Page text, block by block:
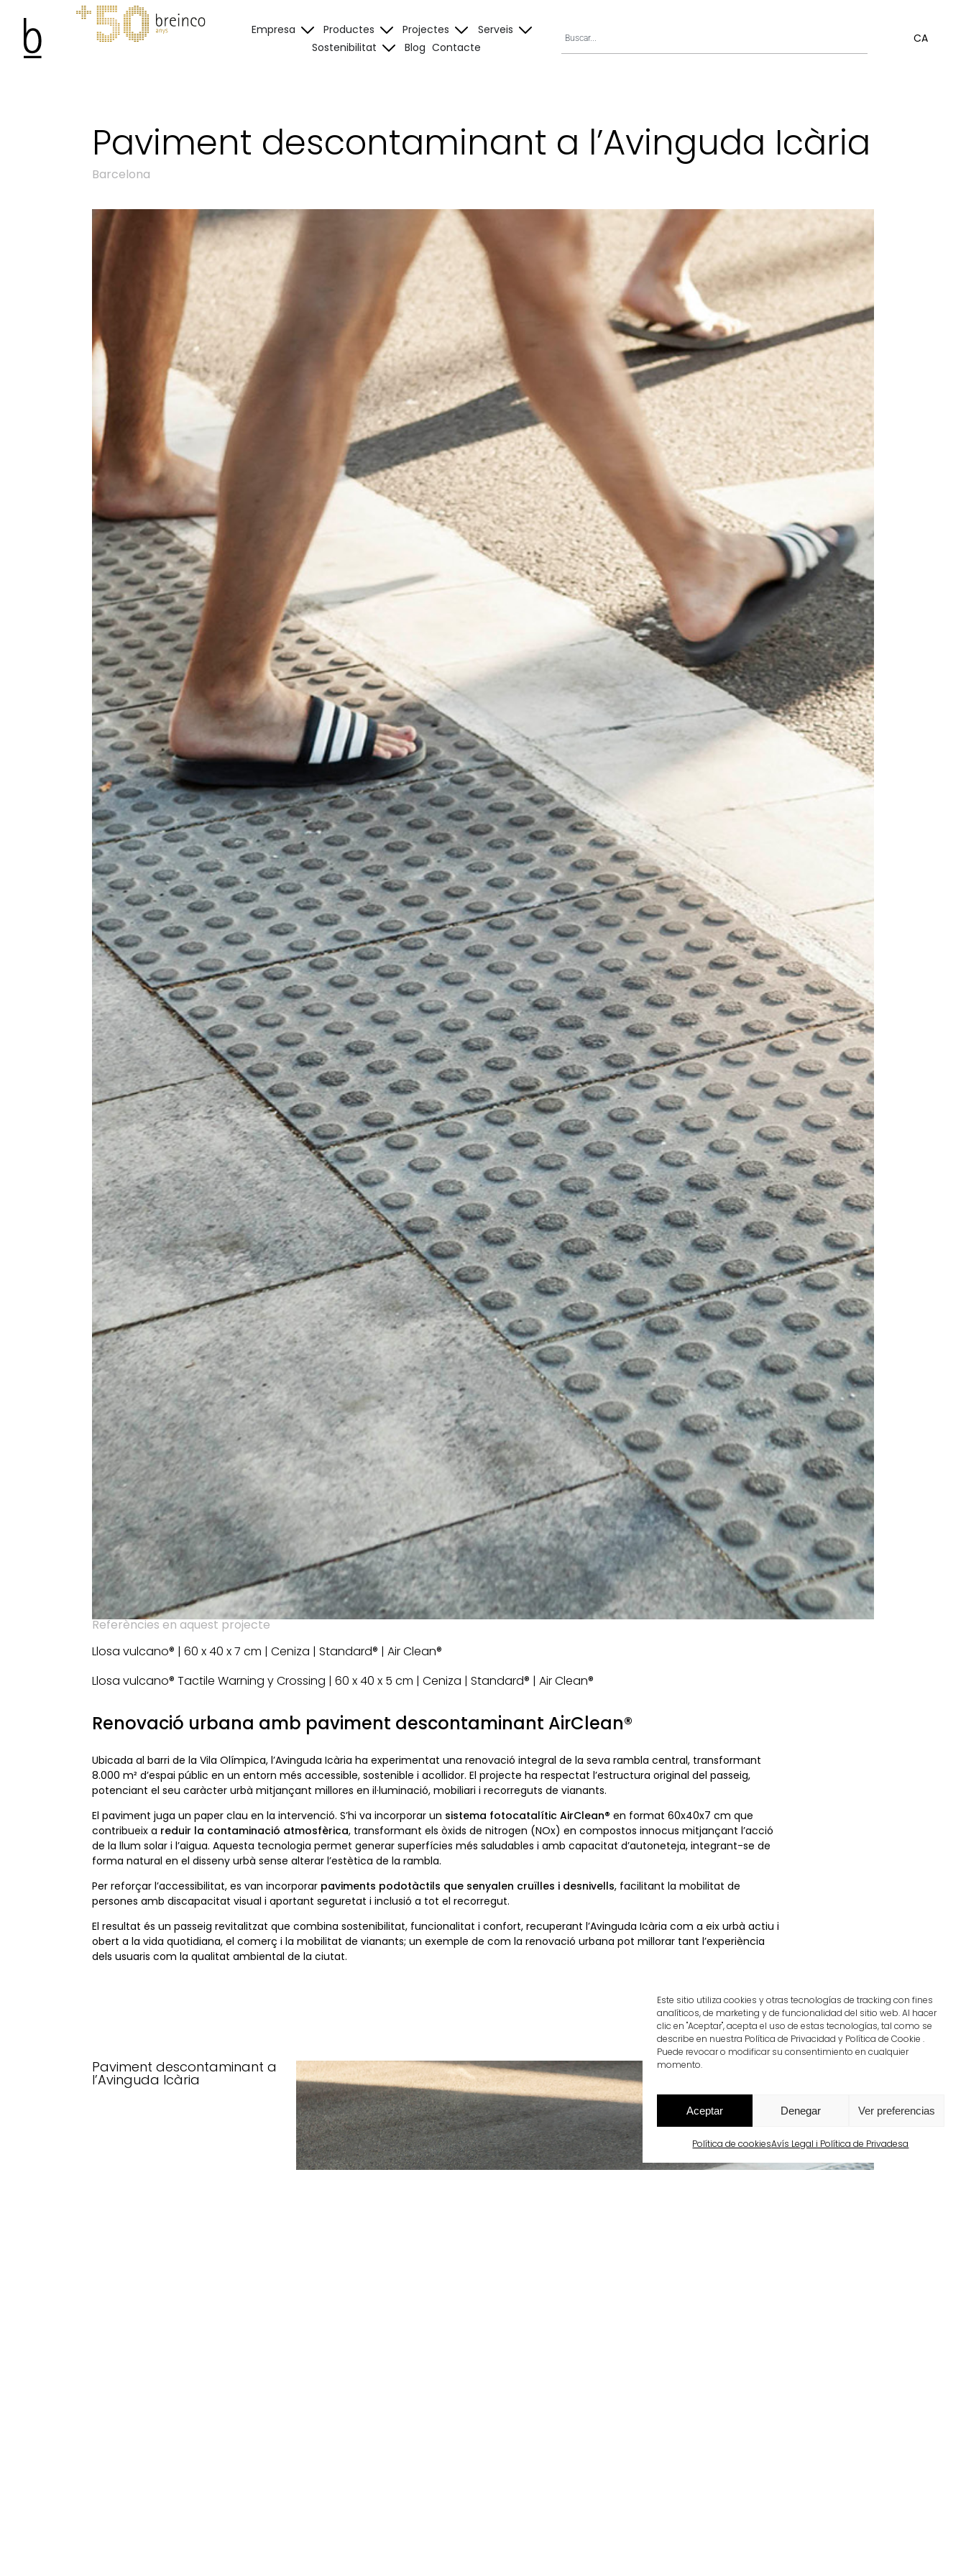
Este sitio utiliza cookies y otras tecnologías de tracking con fines
analíticos, de marketing y de funcionalidad del sitio web. Al hacer
clic en "Aceptar", acepta el uso de estas tecnologías, tal como se
describe en nuestra Política de Privacidad y Política de Cookie .
Puede revocar o modificar su consentimiento en cualquier
momento.
Aceptar Denegar Ver preferencias
Política de cookiesAvís Legal i Política de Privadesa
Empresa Productes Projectes
Serveis
Sostenibilitat
Blog Contacte
CA
Paviment descontaminant a l’Avinguda Icària
Barcelona
Referències en aquest projecte
Llosa vulcano® | 60 x 40 x 7 cm | Ceniza | Standard® | Air Clean®
Llosa vulcano® Tactile Warning y Crossing | 60 x 40 x 5 cm | Ceniza | Standard® | Air Clean®
Renovació urbana amb paviment descontaminant AirClean®
Ubicada al barri de la Vila Olímpica, l’Avinguda Icària ha experimentat una renovació integral de la seva rambla central, transformant
8.000 m² d’espai públic en un entorn més accessible, sostenible i acollidor. El projecte ha respectat l’estructura original del passeig,
potenciant el seu caràcter urbà mitjançant millores en il·luminació, mobiliari i recorreguts de vianants.
El paviment juga un paper clau en la intervenció. S’hi va incorporar un sistema fotocatalític AirClean® en format 60x40x7 cm que
contribueix a reduir la contaminació atmosfèrica, transformant els òxids de nitrogen (NOx) en compostos innocus mitjançant l’acció
de la llum solar i l’aigua. Aquesta tecnologia permet generar superfícies més saludables i amb capacitat d’autoneteja, integrant-se de
forma natural en el disseny urbà sense alterar l’estètica de la rambla.
Per reforçar l’accessibilitat, es van incorporar paviments podotàctils que senyalen cruïlles i desnivells, facilitant la mobilitat de
persones amb discapacitat visual i aportant seguretat i inclusió a tot el recorregut.
El resultat és un passeig revitalitzat que combina sostenibilitat, funcionalitat i confort, recuperant l’Avinguda Icària com a eix urbà actiu i
obert a la vida quotidiana, el comerç i la mobilitat de vianants; un exemple de com la renovació urbana pot millorar tant l’experiència
dels usuaris com la qualitat ambiental de la ciutat.
Paviment descontaminant a
l’Avinguda Icària